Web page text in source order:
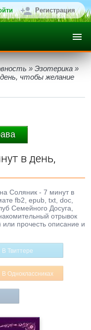
Регистрация
» Эзотерика »
чтобы желание
в день,
Соляник - 7 минут в
fb2, epub, txt, doc,
Семейного Досуга,
отрывок
прочесть описание и
В Твиттере
В Одноклассниках